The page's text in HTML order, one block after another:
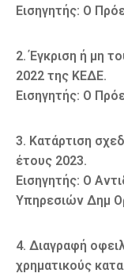
Εισηγητής: Ο
2. Έγκριση ή μη
2022 της ΚΕΔΕ.
Εισηγητής: Ο
3. Κατάρτιση
έτους 2023.
Εισηγητής: Ο
Υπηρεσιών Δημ
4. Διαγραφή
χρηματικούς